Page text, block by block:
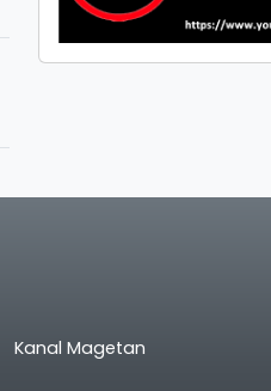
Kanal Magetan